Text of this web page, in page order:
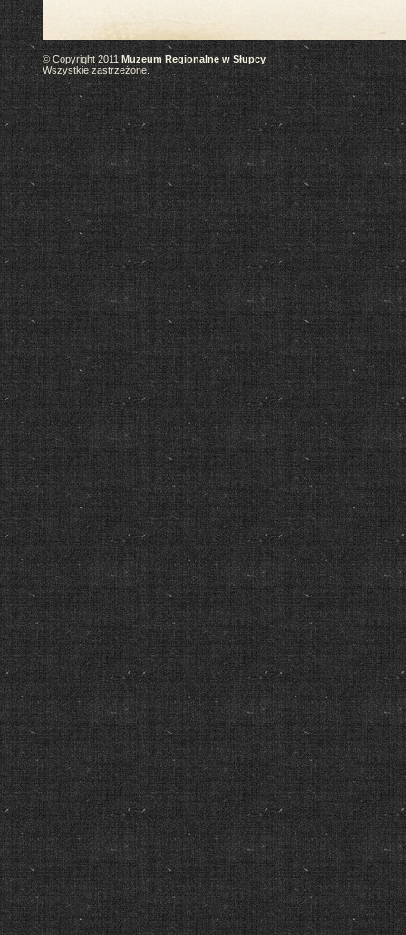
© Copyright 2011Muzeum Regionalne w Słupcy
Wszystkie zastrzeżone.